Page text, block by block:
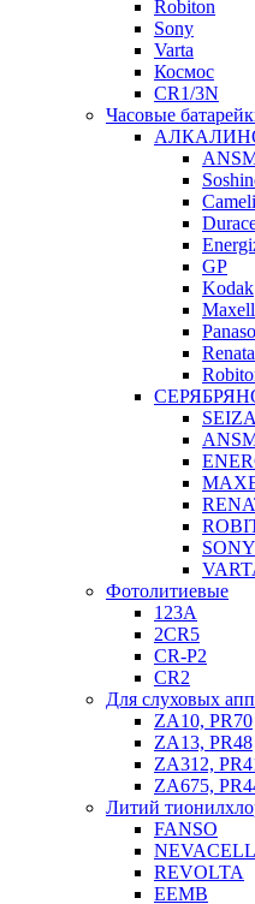
Robiton
Sony
Varta
Космос
CR1/3N
Часовые
GP
Kodak
Maxell
Renata
SONY
Фотолитиевые
123A
2CR5
CR-P2
CR2
Для слуховых
ZA10, PR70
ZA13, PR48
ZA312,
ZA675,
Литий
FANSO
NEVACELL
REVOLTA
EEMB